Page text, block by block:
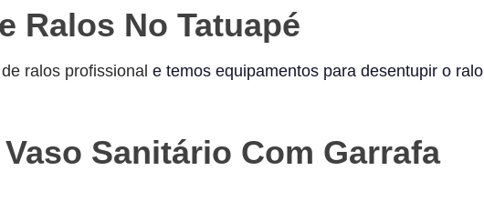
Ralos No Tatuapé
ralos profissional e temos equipamentos para desentupir o ralo
Sanitário Com Garrafa